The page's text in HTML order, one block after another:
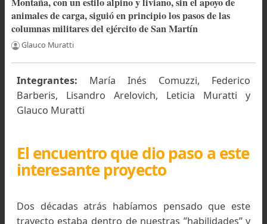
En febrero de 2025 el Grupo Rosarino de Actividades
Montaña, con un estilo alpino y liviano, sin el apoyo de
animales de carga, siguió en principio los pasos de las
columnas militares del ejército de San Martín
Integrantes:
Glauco Muratti
interesante proyecto